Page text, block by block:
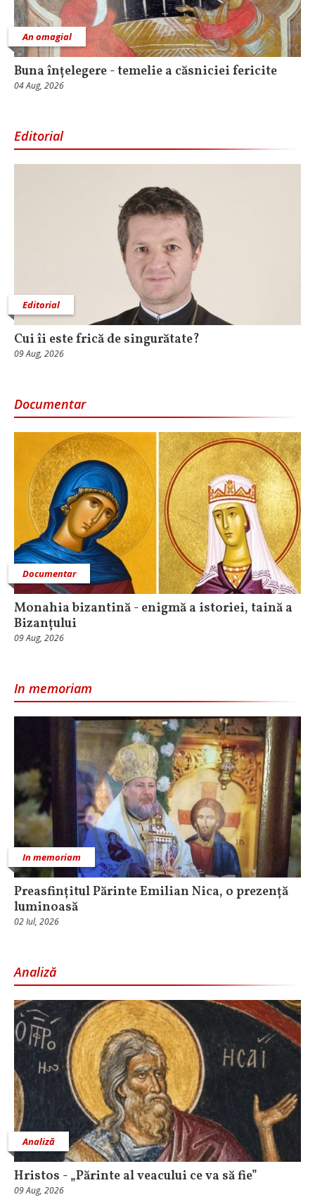
An omagial
Buna înțelegere - temelie a căsniciei fericite
04 Aug, 2026
Editorial
Editorial
Cui îi este frică de singurătate?
09 Aug, 2026
Documentar
Documentar
Monahia bizantină - enigmă a istoriei, taină a
Bizanțului
09 Aug, 2026
In memoriam
In memoriam
Preasfințitul Părinte Emilian Nica, o prezență
luminoasă
02 Iul, 2026
Analiză
Analiză
Hristos - „Părinte al veacului ce va să fie”
09 Aug, 2026